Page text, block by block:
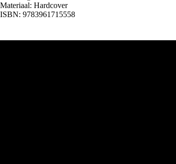
Materiaal: Hardcover
ISBN: 9783961715558